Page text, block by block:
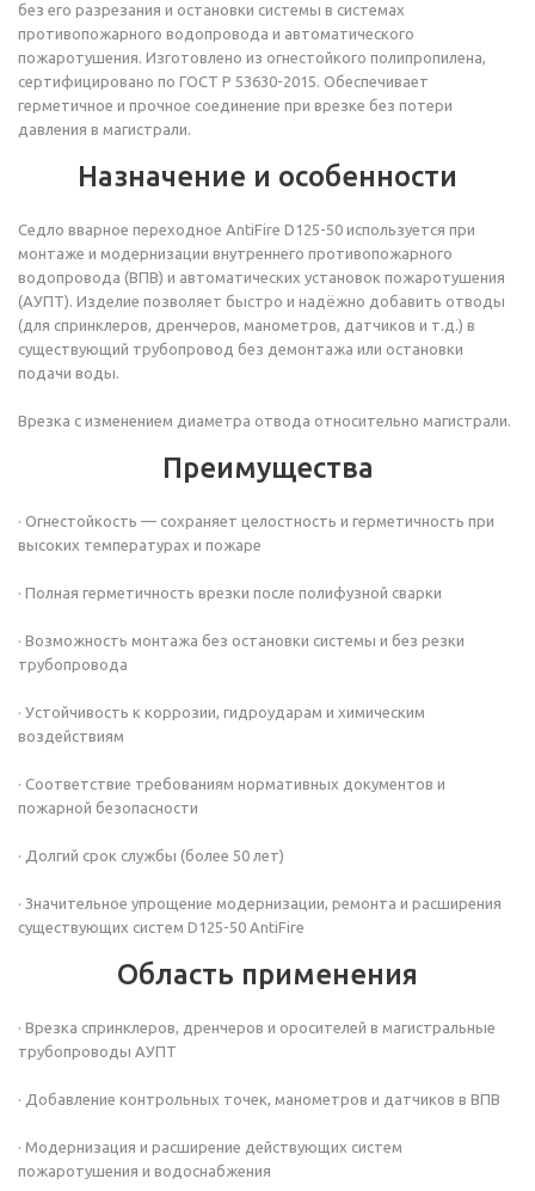
без его разрезания и остановки системы в системах
противопожарного водопровода и автоматического
пожаротушения. Изготовлено из огнестойкого полипропилена,
сертифицировано по ГОСТ Р 53630-2015. Обеспечивает
герметичное и прочное соединение при врезке без потери
давления в магистрали.
Назначение и особенности
Седло вварное переходное AntiFire D125-50 используется при
монтаже и модернизации внутреннего противопожарного
водопровода (ВПВ) и автоматических установок пожаротушения
(АУПТ). Изделие позволяет быстро и надёжно добавить отводы
(для спринклеров, дренчеров, манометров, датчиков и т.д.) в
существующий трубопровод без демонтажа или остановки
подачи воды.
Врезка с изменением диаметра отвода относительно магистрали.
Преимущества
· Огнестойкость — сохраняет целостность и герметичность при
высоких температурах и пожаре
· Полная герметичность врезки после полифузной сварки
· Возможность монтажа без остановки системы и без резки
трубопровода
· Устойчивость к коррозии, гидроударам и химическим
воздействиям
· Соответствие требованиям нормативных документов и
пожарной безопасности
· Долгий срок службы (более 50 лет)
· Значительное упрощение модернизации, ремонта и расширения
существующих систем D125-50 AntiFire
Область применения
· Врезка спринклеров, дренчеров и оросителей в магистральные
трубопроводы АУПТ
· Добавление контрольных точек, манометров и датчиков в ВПВ
· Модернизация и расширение действующих систем
пожаротушения и водоснабжения